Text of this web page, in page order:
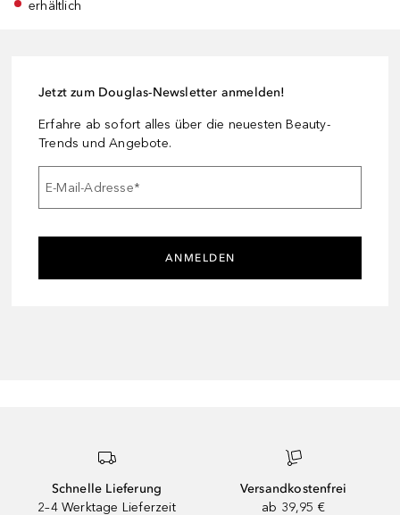
erhältlich
Jetzt zum Douglas-Newsletter anmelden!
Erfahre ab sofort alles über die neuesten Beauty-
Trends und Angebote.
E-Mail-Adresse*
ANMELDEN
Schnelle Lieferung
2–4 Werktage Lieferzeit
Versandkostenfrei
ab 39,95 €